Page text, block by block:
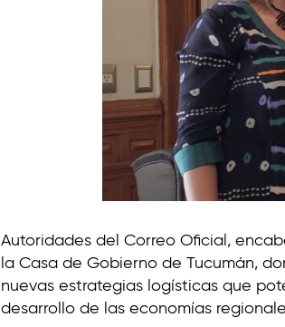
Autoridades del Correo Oficial,
la Casa de Gobierno de Tucumán,
nuevas estrategias logísticas que
desarrollo de las economías